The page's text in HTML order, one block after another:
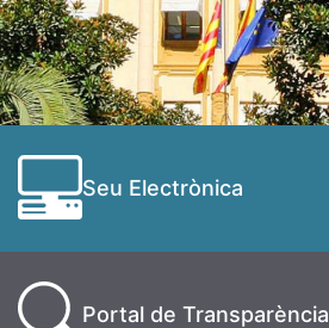
Seu Electrònica
Portal de Transparència